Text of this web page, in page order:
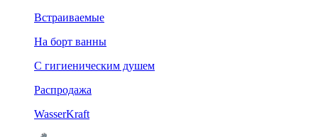
Встраиваемые
На борт ванны
C гигиеническим душем
Распродажа
WasserKraft